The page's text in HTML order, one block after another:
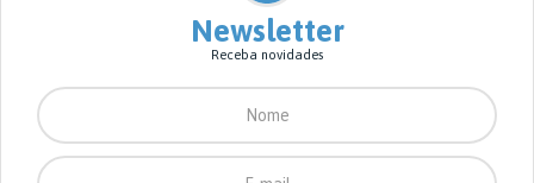
Newsletter
Receba novidades